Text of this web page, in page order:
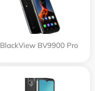
BlackView BV9900 Pro